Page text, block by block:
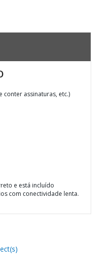
assinaturas, etc.)
e está incluído
com conectividade lenta.